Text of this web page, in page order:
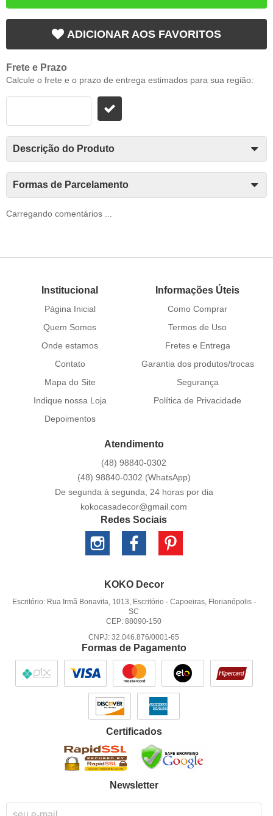
ADICIONAR AOS FAVORITOS
Frete e Prazo
Calcule o frete e o prazo de entrega estimados para sua região:
Descrição do Produto
Formas de Parcelamento
Carregando comentários ...
Institucional
Página Inicial
Quem Somos
Onde estamos
Contato
Mapa do Site
Indique nossa Loja
Depoimentos
Informações Úteis
Como Comprar
Termos de Uso
Fretes e Entrega
Garantia dos produtos/trocas
Segurança
Política de Privacidade
Atendimento
(48) 98840-0302
(48) 98840-0302 (WhatsApp)
De segunda à segunda, 24 horas por dia
kokocasadecor@gmail.com
Redes Sociais
KOKO Decor
Escritório: Rua Irmã Bonavita, 1013, Escritório - Capoeiras, Florianópolis-
SC
CEP: 88090-150
CNPJ: 32.046.876/0001-65
Formas de Pagamento
Certificados
Newsletter